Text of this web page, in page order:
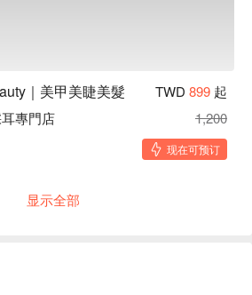
｜美甲美睫美髮 TWD 899 起
專門店
1,200
现在可预订
显示全部